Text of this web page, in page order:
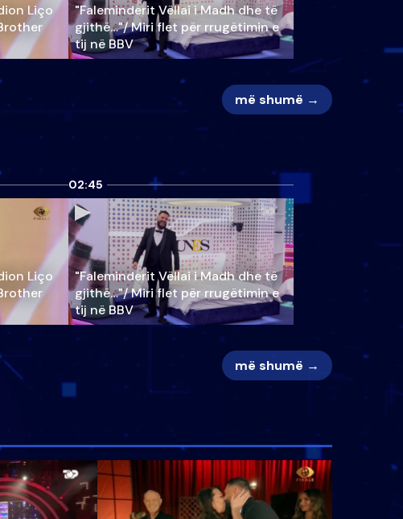
Liço
"Faleminderit Vëllai i Madh dhe të
gjithë…"/ Miri flet për rrugëtimin e
tij në BBV
më shumë →
Liço
02:45
"Faleminderit Vëllai i Madh dhe të
gjithë…"/ Miri flet për rrugëtimin e
tij në BBV
më shumë →